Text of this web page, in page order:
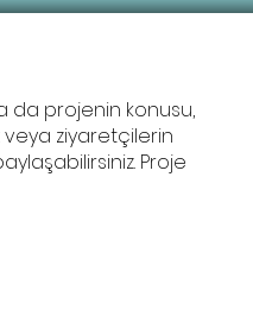
da projenin konusu,
veya ziyaretçilerin
Proje